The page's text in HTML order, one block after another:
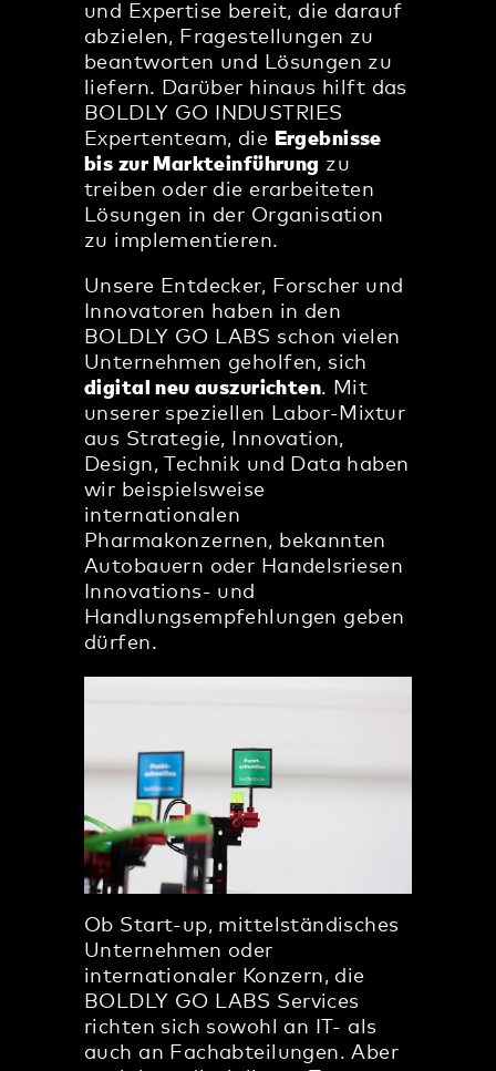
und Expertise bereit, die darauf
abzielen, Fragestellungen zu
beantworten und Lösungen zu
liefern. Darüber hinaus hilft das
BOLDLY GO INDUSTRIES
Expertenteam, die Ergebnisse
bis zur Markteinführung zu
treiben oder die erarbeiteten
Lösungen in der Organisation
zu implementieren.
Unsere Entdecker, Forscher und
Innovatoren haben in den
BOLDLY GO LABS schon vielen
Unternehmen geholfen, sich
digital neu auszurichten. Mit
unserer speziellen Labor-Mixtur
aus Strategie, Innovation,
Design, Technik und Data haben
wir beispielsweise
internationalen
Pharmakonzernen, bekannten
Autobauern oder Handelsriesen
Innovations- und
Handlungsempfehlungen geben
dürfen.
Ob Start-up, mittelständisches
Unternehmen oder
internationaler Konzern, die
BOLDLY GO LABS Services
richten sich sowohl an IT- als
auch an Fachabteilungen. Aber